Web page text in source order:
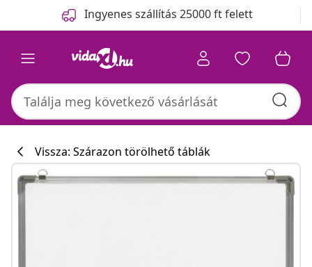
Ingyenes szállítás 25000 ft felett
Vissza: Szárazon törölhető táblák